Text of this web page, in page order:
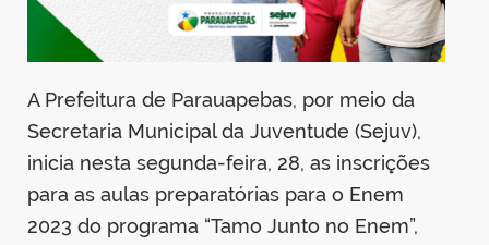
A Prefeitura de Parauapebas, por meio da
Secretaria Municipal da Juventude (Sejuv),
inicia nesta segunda-feira, 28, as inscrições
para as aulas preparatórias para o Enem
2023 do programa “Tamo Junto no Enem”,